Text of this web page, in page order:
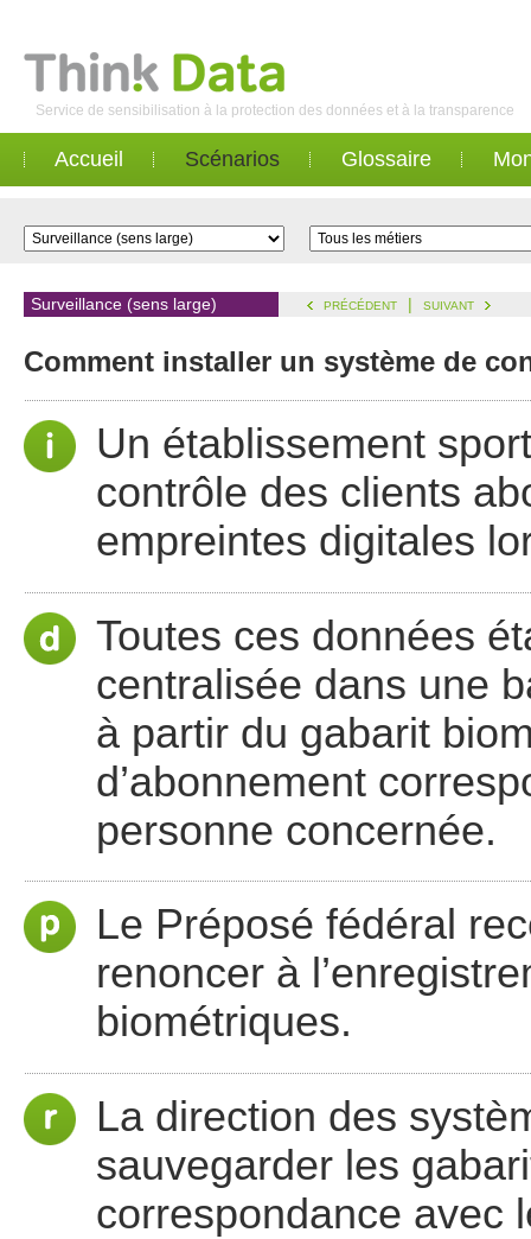
Service de sensibilisation à la protection des données et à la transparence
Accueil Scénarios Glossaire
Surveillance (sens large) PRÉCÉDENT | SUIVANT
Comment installer un système de
Un établissement
contrôle des clients
empreintes digitales
Toutes ces données
centralisée dans une
à partir du gabarit
d’abonnement
personne concernée.
Le Préposé fédéral
renoncer à
biométriques.
La direction des
sauvegarder les
correspondance avec